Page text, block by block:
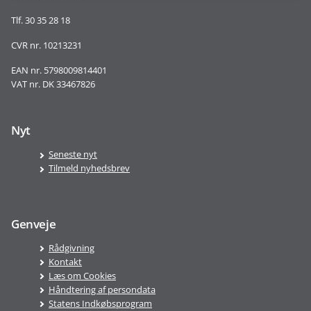
Tlf. 30 35 28 18
CVR nr. 10213231
EAN nr. 5798009814401
VAT nr. DK 33467826
Nyt
Seneste nyt
Tilmeld nyhedsbrev
Genveje
Rådgivning
Kontakt
Læs om Cookies
Håndtering af persondata
Statens Indkøbsprogram